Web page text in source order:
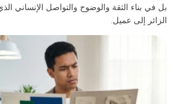
بل في بناء الثقة والوضوح والتواصل الإنساني
الزائر إلى عميل.